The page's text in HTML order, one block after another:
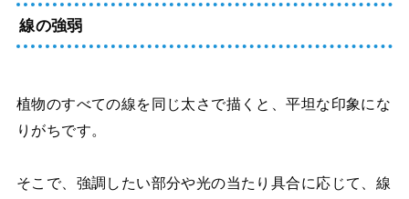
線の強弱
植物のすべての線を同じ太さで描くと、平坦な印象にな
りがちです。
そこで、強調したい部分や光の当たり具合に応じて、線